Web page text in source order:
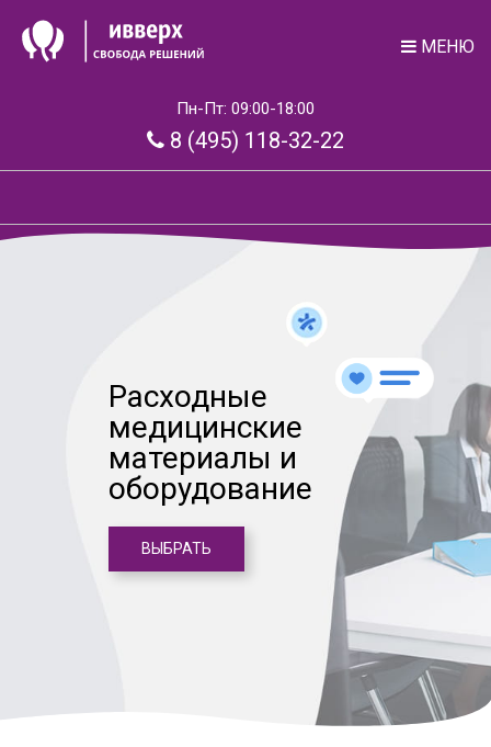
МЕНЮ
Пн-Пт: 09:00-18:00
8 (495) 118-32-22
Расходные
медицинские
материалы и
оборудование
ВЫБРАТЬ